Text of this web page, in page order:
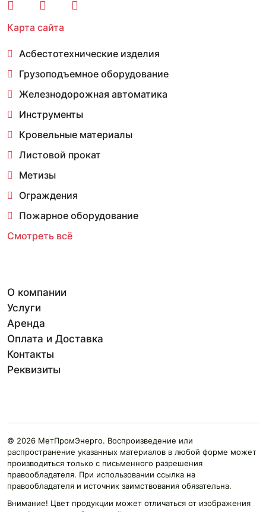
Карта сайта
Асбестотехнические изделия
Грузоподъемное оборудование
Железнодорожная автоматика
Инструменты
Кровельные материалы
Листовой прокат
Метизы
Ограждения
Пожарное оборудование
Смотреть всё
О компании
Услуги
Аренда
Оплата и Доставка
Контакты
Реквизиты
© 2026 МетПромЭнерго. Воспроизведение или
распространение указанных материалов в любой форме может
производиться только с письменного разрешения
правообладателя. При использовании ссылка на
правообладателя и источник заимствования обязательна.
Внимание! Цвет продукции может отличаться от изображения